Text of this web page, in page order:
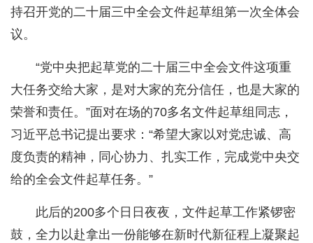
持召开党的二十届三中全会文件起草组第一次全体会
议。
“党中央把起草党的二十届三中全会文件这项重
大任务交给大家，是对大家的充分信任，也是大家的
荣誉和责任。”面对在场的70多名文件起草组同志，
习近平总书记提出要求：“希望大家以对党忠诚、高
度负责的精神，同心协力、扎实工作，完成党中央交
给的全会文件起草任务。”
此后的200多个日日夜夜，文件起草工作紧锣密
鼓，全力以赴拿出一份能够在新时代新征程上凝聚起